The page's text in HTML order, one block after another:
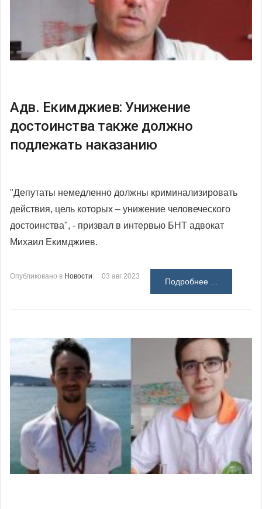
Адв. Екимджиев: Унижение
достоинства также должно
подлежать наказанию
"Депутаты немедленно должны криминализировать
действия, цель которых – унижение человеческого
достоинства", - призвал в интервью БНТ адвокат
Михаил Екимджиев.
Опубликовано в Новости 03 авг 2023
Подробнее ...